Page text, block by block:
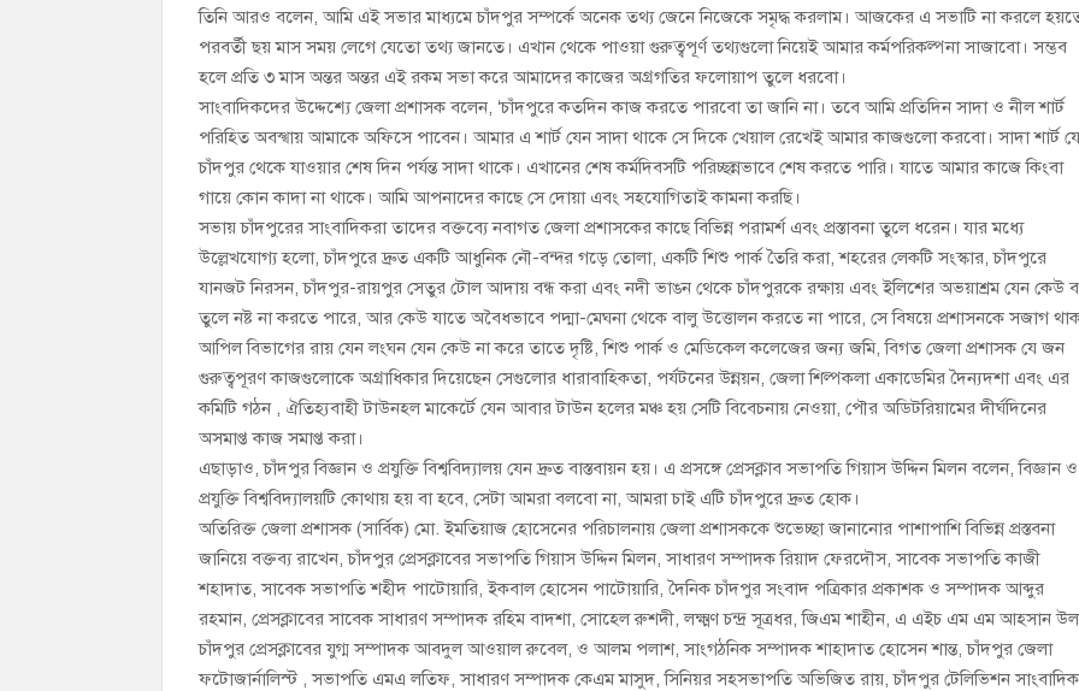
তিনি আরও বলেন, আমি এই সভার মাধ্যমে চাঁদপুর সম্পর্কে অনেক তথ্য জেনে নিজেকে সমৃদ্ধ করলাম। আজকের এ সভাটি না করলে
পরবর্তী ছয় মাস সময় লেগে যেতো তথ্য জানতে। এখান থেকে পাওয়া গুরুত্বপূর্ণ তথ্যগুলো নিয়েই আমার কর্মপরিকল্পনা সাজাবো। সম্ভব
হলে প্রতি ৩ মাস অন্তর অন্তর এই রকম সভা করে আমাদের কাজের অগ্রগতির ফলোয়াপ তুলে ধরবো।
সাংবাদিকদের উদ্দেশ্যে জেলা প্রশাসক বলেন, ‘চাঁদপুরে কতদিন কাজ করতে পারবো তা জানি না। তবে আমি প্রতিদিন সাদা ও নীল শার্ট
পরিহিত অবস্খায় আমাকে অফিসে পাবেন। আমার এ শার্ট যেন সাদা থাকে সে দিকে খেয়াল রেখেই আমার কাজগুলো করবো। সাদা শার্ট
চাঁদপুর থেকে যাওয়ার শেষ দিন পর্যন্ত সাদা থাকে। এখানের শেষ কর্মদিবসটি পরিচ্ছন্নভাবে শেষ করতে পারি। যাতে আমার কাজে কিংবা
গায়ে কোন কাদা না থাকে। আমি আপনাদের কাছে সে দোয়া এবং সহযোগিতাই কামনা করছি।
সভায় চাঁদপুরের সাংবাদিকরা তাদের বক্তব্যে নবাগত জেলা প্রশাসকের কাছে বিভিন্ন পরামর্শ এবং প্রস্তাবনা তুলে ধরেন। যার মধ্যে
উল্লেখযোগ্য হলো, চাঁদপুরে দ্রুত একটি আধুনিক নৌ-বন্দর গড়ে তোলা, একটি শিশু পার্ক তৈরি করা, শহরের লেকটি সংস্কার, চাঁদপুরে
যানজট নিরসন, চাঁদপুর-রায়পুর সেতুর টোল আদায় বন্ধ করা এবং নদী ভাঙন থেকে চাঁদপুরকে রক্ষায় এবং ইলিশের অভয়াশ্রম যেন কেউ
তুলে নষ্ট না করতে পারে, আর কেউ যাতে অবৈধভাবে পদ্মা-মেঘনা থেকে বালু উত্তোলন করতে না পারে, সে বিষয়ে প্রশাসনকে সজাগ
আপিল বিভাগের রায় যেন লংঘন যেন কেউ না করে তাতে দৃষ্টি, শিশু পার্ক ও মেডিকেল কলেজের জন্য জমি, বিগত জেলা প্রশাসক যে জন
গুরুত্বপূরণ কাজগুলোকে অগ্রাধিকার দিয়েছেন সেগুলোর ধারাবাহিকতা, পর্যটনের উন্নয়ন, জেলা শিল্পকলা একাডেমির দৈন্যদশা এবং এর
কমিটি গঠন , ঐতিহ্যবাহী টাউনহল মাকের্টে যেন আবার টাউন হলের মঞ্চ হয় সেটি বিবেচনায় নেওয়া, পৌর অডিটরিয়ামের দীর্ঘদিনের
অসমাপ্ত কাজ সমাপ্ত করা।
এছাড়াও, চাঁদপুর বিজ্ঞান ও প্রযুক্তি বিশ্ববিদ্যালয় যেন দ্রুত বাস্তবায়ন হয়। এ প্রসঙ্গে প্রেসক্লাব সভাপতি গিয়াস উদ্দিন মিলন বলেন, বিজ্ঞান ও
প্রযুক্তি বিশ্ববিদ্যালয়টি কোথায় হয় বা হবে, সেটা আমরা বলবো না, আমরা চাই এটি চাঁদপুরে দ্রুত হোক।
অতিরিক্ত জেলা প্রশাসক (সার্বিক) মো. ইমতিয়াজ হোসেনের পরিচালনায় জেলা প্রশাসককে শুভেচ্ছা জানানোর পাশাপাশি বিভিন্ন প্রস্তবনা
জানিয়ে বক্তব্য রাখেন, চাঁদপুর প্রেসক্লাবের সভাপতি গিয়াস উদ্দিন মিলন, সাধারণ সম্পাদক রিয়াদ ফেরদৌস, সাবেক সভাপতি কাজী
শহাদাত, সাবেক সভাপতি শহীদ পাটোয়ারি, ইকবাল হোসেন পাটোয়ারি, দৈনিক চাঁদপুর সংবাদ পত্রিকার প্রকাশক ও সম্পাদক আব্দুর
রহমান, প্রেসক্লাবের সাবেক সাধারণ সম্পাদক রহিম বাদশা, সোহেল রুশদী, লক্ষ্মণ চন্দ্র সূত্রধর, জিএম শাহীন, এ এইচ এম এম আহসান
চাঁদপুর প্রেসক্লাবের যুগ্ম সম্পাদক আবদুল আওয়াল রুবেল, ও আলম পলাশ, সাংগঠনিক সম্পাদক শাহাদাত হোসেন শান্ত, চাঁদপুর জেলা
ফটোজার্নালিস্ট , সভাপতি এমএ লতিফ, সাধারণ সম্পাদক কেএম মাসুদ, সিনিয়র সহসভাপতি অভিজিত রায়, চাঁদপুর টেলিভিশন সাংবাদিক